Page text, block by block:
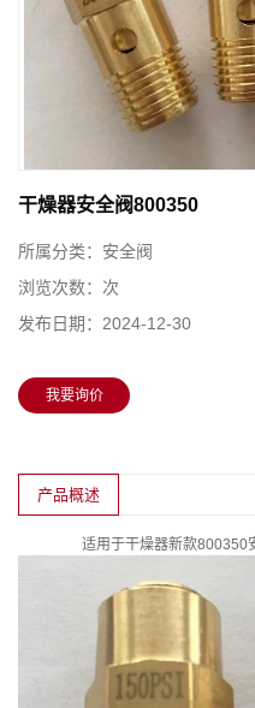
干燥器安全阀800350
所属分类： 安全阀
浏览次数： 次
发布日期： 2024-12-30
我要询价
产品概述
适用于干燥器新款800350